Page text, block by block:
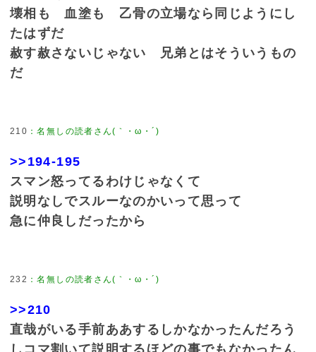
壊相も 血塗も 乙骨の立場なら同じようにし
たはずだ
赦す赦さないじゃない 兄弟とはそういうもの
だ
210 ：名無しの読者さん(｀・ω・´)
>>194-195
スマン怒ってるわけじゃなくて
説明なしでスルーなのかいって思って
急に仲良しだったから
232 ：名無しの読者さん(｀・ω・´)
>>210
直哉がいる手前ああするしかなかったんだろう